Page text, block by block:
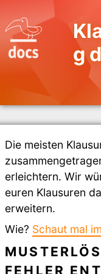
g
Die meisten
erleichtern. Wir
euren Klausuren
erweitern.
Wie? Schaut mal
FEHLER